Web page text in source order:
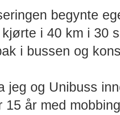
begynte
i 40 km i 30
i bussen og
jeg og Unibuss
15 år med